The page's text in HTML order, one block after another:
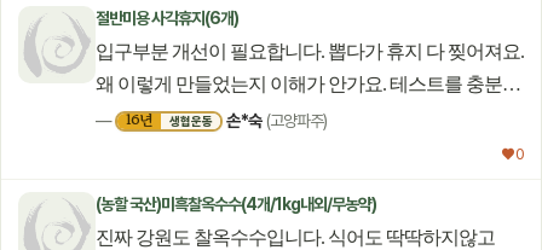
절반미용 사각휴지(6개)
입구부분 개선이 필요합니다. 뽑다가 휴지 다 찢어져요.
왜 이렇게 만들었는지 이해가 안가요. 테스트를 충분히
안해보고 출시를 한건지... 불편하기 짝이 없습니다.
— 16년 생협운동 손*숙 (고양파주)
♥ 0
(농할 국산)미흑찰옥수수(4개/1kg내외/무농약)
진짜 강원도 찰옥수수입니다. 식어도 딱딱하지않고